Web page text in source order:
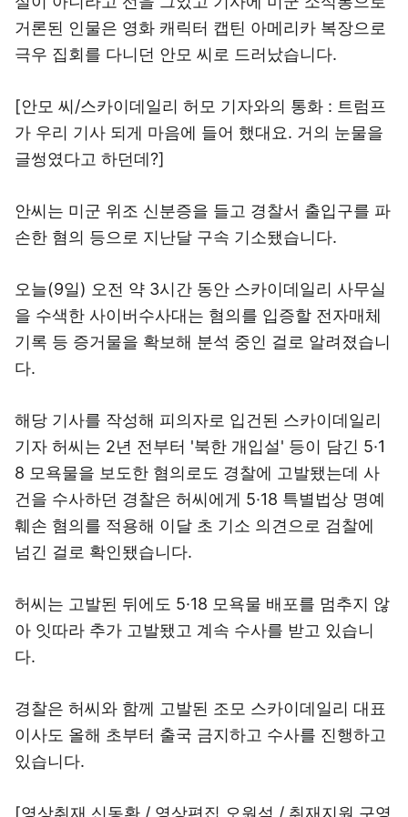
거론된 인물은 영화 캐릭터 캡틴 아메리카 복장으로
극우 집회를 다니던 안모 씨로 드러났습니다.
[안모 씨/스카이데일리 허모 기자와의 통화 : 트럼프
가 우리 기사 되게 마음에 들어 했대요. 거의 눈물을
글썽였다고 하던데?]
안씨는 미군 위조 신분증을 들고 경찰서 출입구를 파
손한 혐의 등으로 지난달 구속 기소됐습니다.
오늘(9일) 오전 약 3시간 동안 스카이데일리 사무실
을 수색한 사이버수사대는 혐의를 입증할 전자매체
기록 등 증거물을 확보해 분석 중인 걸로 알려졌습니
다.
해당 기사를 작성해 피의자로 입건된 스카이데일리
기자 허씨는 2년 전부터 '북한 개입설' 등이 담긴 5·1
8 모욕물을 보도한 혐의로도 경찰에 고발됐는데 사
건을 수사하던 경찰은 허씨에게 5·18 특별법상 명예
훼손 혐의를 적용해 이달 초 기소 의견으로 검찰에
넘긴 걸로 확인됐습니다.
허씨는 고발된 뒤에도 5·18 모욕물 배포를 멈추지 않
아 잇따라 추가 고발됐고 계속 수사를 받고 있습니
다.
경찰은 허씨와 함께 고발된 조모 스카이데일리 대표
이사도 올해 초부터 출국 금지하고 수사를 진행하고
있습니다.
[영상취재 신동환 / 영상편집 오원석 / 취재지원 구영